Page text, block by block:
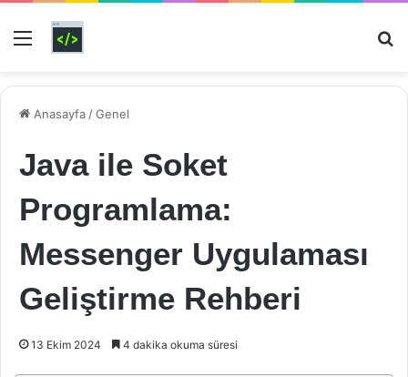
Menü
Anasayfa /Genel
Java ile Soket
Programlama:
Messenger Uygulaması
Geliştirme Rehberi
13 Ekim 2024 4 dakika okuma süresi